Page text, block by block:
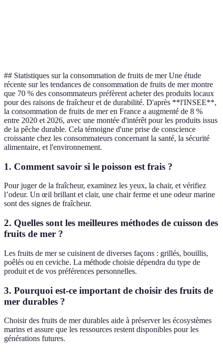
## Statistiques sur la consommation de fruits de mer Une étude
récente sur les tendances de consommation de fruits de mer montre
que 70 % des consommateurs préfèrent acheter des produits locaux
pour des raisons de fraîcheur et de durabilité. D'après **l'INSEE**,
la consommation de fruits de mer en France a augmenté de 8 %
entre 2020 et 2026, avec une montée d'intérêt pour les produits issus
de la pêche durable. Cela témoigne d'une prise de conscience
croissante chez les consommateurs concernant la santé, la sécurité
alimentaire, et l'environnement.
1. Comment savoir si le poisson est frais ?
Pour juger de la fraîcheur, examinez les yeux, la chair, et vérifiez
l’odeur. Un œil brillant et clair, une chair ferme et une odeur marine
sont des signes de fraîcheur.
2. Quelles sont les meilleures méthodes de cuisson des
fruits de mer ?
Les fruits de mer se cuisinent de diverses façons : grillés, bouillis,
poêlés ou en ceviche. La méthode choisie dépendra du type de
produit et de vos préférences personnelles.
3. Pourquoi est-ce important de choisir des fruits de
mer durables ?
Choisir des fruits de mer durables aide à préserver les écosystèmes
marins et assure que les ressources restent disponibles pour les
générations futures.